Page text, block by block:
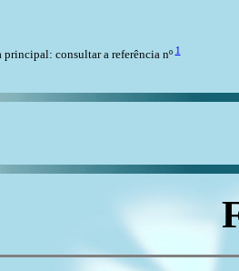
principal: consultar a referência nº1